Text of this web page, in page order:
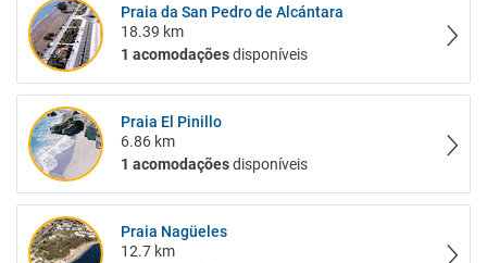
Praia da San Pedro de Alcántara
18.39 km
1 acomodaçõesdisponíveis
Praia El Pinillo
6.86 km
1 acomodaçõesdisponíveis
Praia Nagüeles
12.7 km